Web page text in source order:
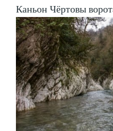
Каньон Чёртовы